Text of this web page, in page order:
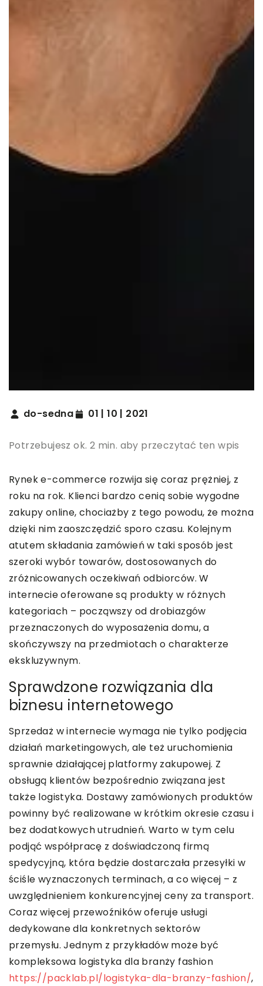
do-sedna 01 | 10 | 2021
Potrzebujesz ok. 2 min. aby przeczytać ten wpis
Rynek e-commerce rozwija się coraz prężniej, z
roku na rok. Klienci bardzo cenią sobie wygodne
zakupy online, chociażby z tego powodu, że można
dzięki nim zaoszczędzić sporo czasu. Kolejnym
atutem składania zamówień w taki sposób jest
szeroki wybór towarów, dostosowanych do
zróżnicowanych oczekiwań odbiorców. W
internecie oferowane są produkty w różnych
kategoriach – począwszy od drobiazgów
przeznaczonych do wyposażenia domu, a
skończywszy na przedmiotach o charakterze
ekskluzywnym.
Sprawdzone rozwiązania dla
biznesu internetowego
Sprzedaż w internecie wymaga nie tylko podjęcia
działań marketingowych, ale też uruchomienia
sprawnie działającej platformy zakupowej. Z
obsługą klientów bezpośrednio związana jest
także logistyka. Dostawy zamówionych produktów
powinny być realizowane w krótkim okresie czasu i
bez dodatkowych utrudnień. Warto w tym celu
podjąć współpracę z doświadczoną firmą
spedycyjną, która będzie dostarczała przesyłki w
ściśle wyznaczonych terminach, a co więcej – z
uwzględnieniem konkurencyjnej ceny za transport.
Coraz więcej przewoźników oferuje usługi
dedykowane dla konkretnych sektorów
przemysłu. Jednym z przykładów może być
kompleksowa logistyka dla branży fashion
https://packlab.pl/logistyka-dla-branzy-fashion/,